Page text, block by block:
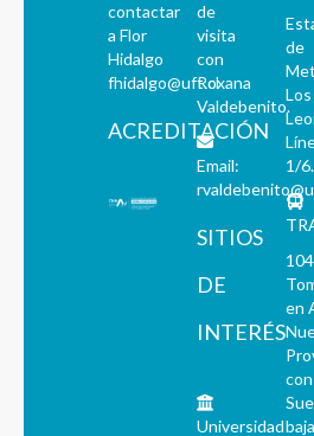
contactar
a Flor
Hidalgo
fhidalgo@uft.cl
ACREDITACIÓN
de
visita
con
Roxana
Valdebenito.
Email:
SITIOS
DE
INTERÉS
Universidad
de
Los
1/6.
en
con